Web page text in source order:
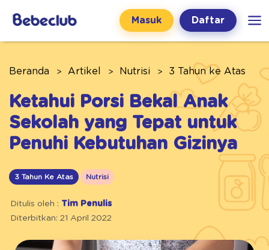
Masuk Daftar
Beranda Artikel Nutrisi 3 Tahun ke Atas
Ketahui Porsi Bekal Anak
Sekolah yang Tepat untuk
Penuhi Kebutuhan Gizinya
3 Tahun Ke Atas Nutrisi
Ditulis oleh : Tim Penulis
Diterbitkan: 21 April 2022